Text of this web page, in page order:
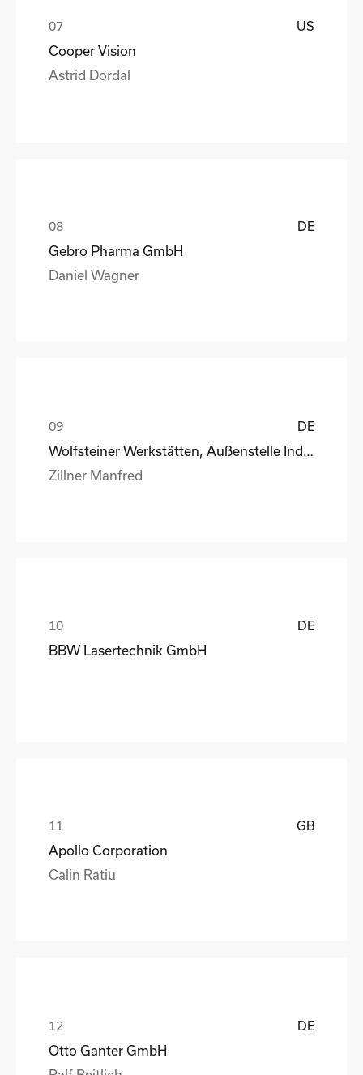
US
Cooper Vision
Astrid Dordal
DE
Gebro Pharma GmbH
Daniel Wagner
DE
Zillner Manfred
DE
BBW Lasertechnik GmbH
GB
Apollo Corporation
Calin Ratiu
DE
Otto Ganter GmbH